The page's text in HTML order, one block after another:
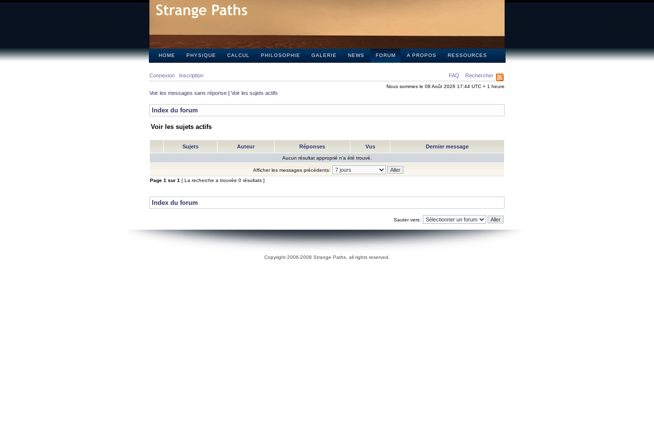
HOME PHYSIQUE CALCUL PHILOSOPHIE GALERIE NEWS FORUM A PROPOS RESSOURCES
FAQ Rechercher
Connexion Inscription
Nous sommes le 08 Août 2026 17:44 UTC + 1 heure
Voir les messages sans réponse | Voir les sujets actifs
Index du forum
Voir les sujets actifs
Sujets Auteur Réponses Vus Dernier message
Aucun résultat approprié n’a été trouvé.
Afficher les messages précédents:
Page 1 sur 1 [ La recherche a trouvée 0 résultats ]
Index du forum
Sauter vers:
Copyright 2006-2008 Strange Paths, all rights reserved.